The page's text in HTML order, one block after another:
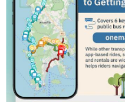
Phuket augmente les
Campagne de